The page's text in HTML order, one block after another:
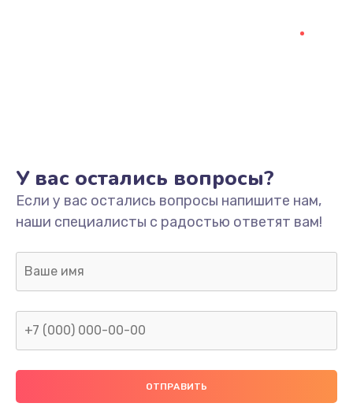
У вас остались вопросы?
Если у вас остались вопросы напишите нам,
наши специалисты с радостью ответят вам!